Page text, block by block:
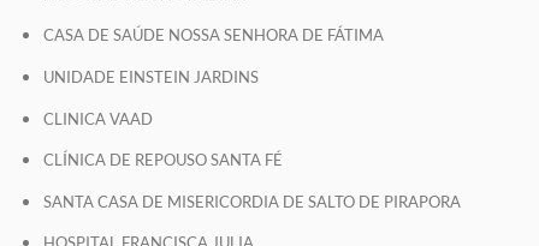
CASA DE SAÚDE NOSSA SENHORA DE FÁTIMA
UNIDADE EINSTEIN JARDINS
CLINICA VAAD
CLÍNICA DE REPOUSO SANTA FÉ
SANTA CASA DE MISERICORDIA DE SALTO DE PIRAPORA